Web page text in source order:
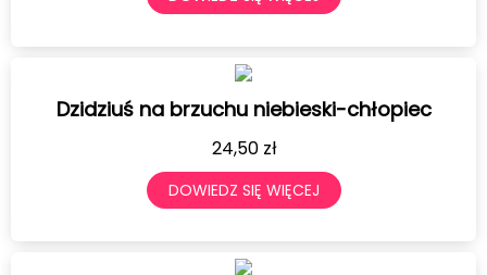
Dzidziuś na brzuchu niebieski-chłopiec
24,50 zł
DOWIEDZ SIĘ WIĘCEJ